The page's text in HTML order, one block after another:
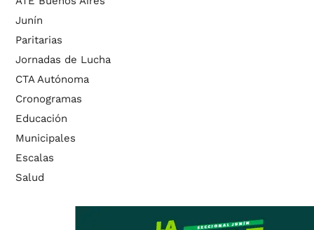
Junín
Paritarias
Jornadas de Lucha
CTA Autónoma
Cronogramas
Educación
Municipales
Escalas
Salud